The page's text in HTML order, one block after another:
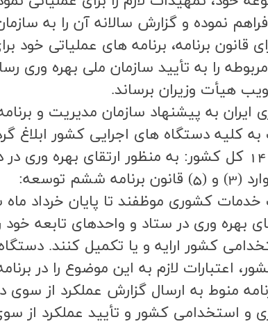
نموده و گزارش سالانه آن را به سازمان
برنامه، برنامه هاي عملياتي خود
را به تأييد سازمان ملي بهره وري
هيأت وزيران برساند.
دستگاه هاي اجرايي كشور ابلاغ
بند (ج )تبصره (20) ماده واحد قانون بودجه سال 1400 کل کشور: به
توسعه:
وري در ستاد و واحدهاي تابعه خود
كشور ارايه و يا تكميل كنند.
اعتبارات لازم به اين موضوع را در
منوط به ارسال گزارش عملكرد از سوي
و استخدامي كشور و تأييد عملكرد از